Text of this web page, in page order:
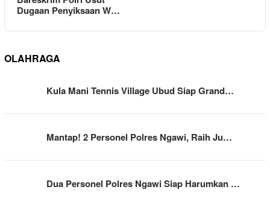
Dugaan Penyiksaan W…
OLAHRAGA
Kula Mani Tennis Village Ubud Siap Grand…
Mantap! 2 Personel Polres Ngawi, Raih Ju…
Dua Personel Polres Ngawi Siap Harumkan …